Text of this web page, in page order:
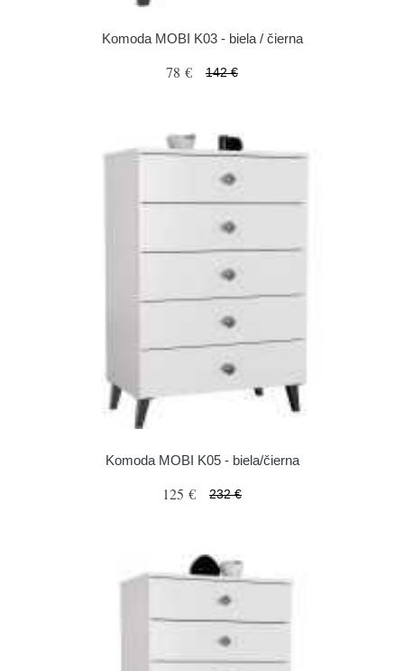
Komoda MOBI K03 - biela / čierna
78 € 142 €
Komoda MOBI K05 - biela/čierna
125 € 232 €